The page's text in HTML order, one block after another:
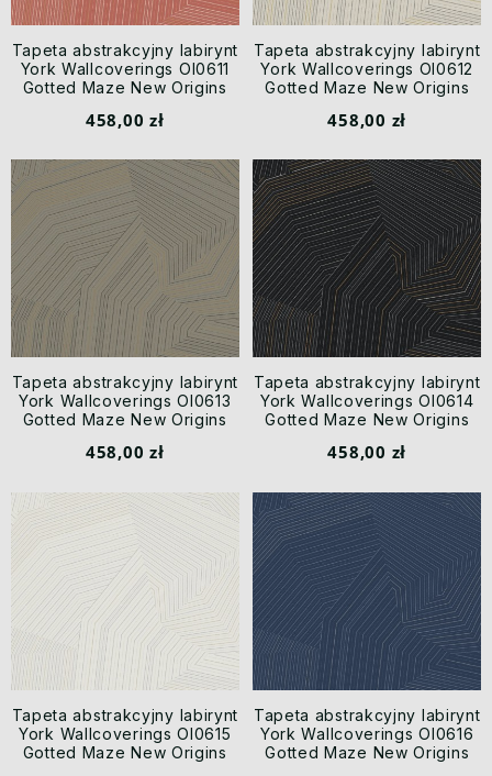
Tapeta abstrakcyjny labirynt
York Wallcoverings OI0611
Gotted Maze New Origins
458,00 zł
Tapeta abstrakcyjny labirynt
York Wallcoverings OI0612
Gotted Maze New Origins
458,00 zł
Tapeta abstrakcyjny labirynt
York Wallcoverings OI0613
Gotted Maze New Origins
458,00 zł
Tapeta abstrakcyjny labirynt
York Wallcoverings OI0614
Gotted Maze New Origins
458,00 zł
Tapeta abstrakcyjny labirynt
York Wallcoverings OI0615
Gotted Maze New Origins
Tapeta abstrakcyjny labirynt
York Wallcoverings OI0616
Gotted Maze New Origins